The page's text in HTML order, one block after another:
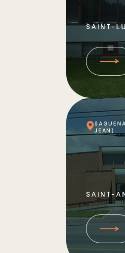
SAINT-
JEAN)
SAINT-